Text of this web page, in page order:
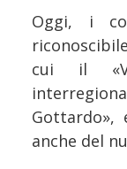
Oggi, i
cui il
Gottardo»,
anche del